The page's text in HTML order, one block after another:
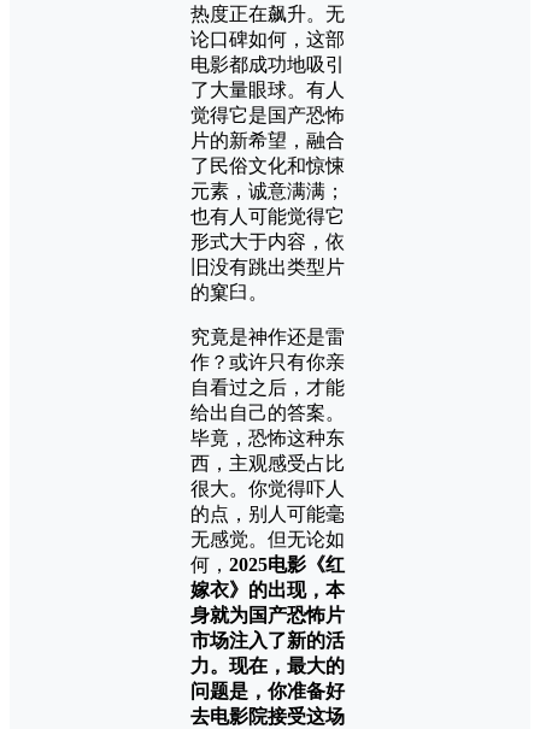
热度正在飙升。无
论口碑如何，这部
电影都成功地吸引
了大量眼球。有人
觉得它是国产恐怖
片的新希望，融合
了民俗文化和惊悚
元素，诚意满满；
也有人可能觉得它
形式大于内容，依
旧没有跳出类型片
的窠臼。
究竟是神作还是雷
作？或许只有你亲
自看过之后，才能
给出自己的答案。
毕竟，恐怖这种东
西，主观感受占比
很大。你觉得吓人
的点，别人可能毫
无感觉。但无论如
何， 2025电影《红
嫁衣》的出现，本
身就为国产恐怖片
市场注入了新的活
力。现在，最大的
问题是，你准备好
去电影院接受这场